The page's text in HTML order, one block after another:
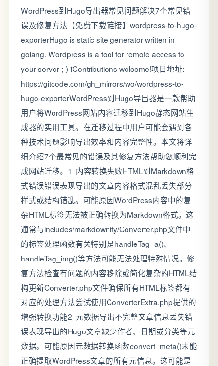
WordPress到Hugo导出器常见问题解决7个常见错
误及修复方法【免费下载链接】wordpress-to-hugo-
exporterHugo is static site generator written in
golang. Wordpress is a tool for remote access to
your server ;-) ❗️Contributions welcome!项目地址:
https://gitcode.com/gh_mirrors/wo/wordpress-to-
hugo-exporterWordPress到Hugo导出器是一款帮助
用户将WordPress网站内容迁移到Hugo静态网站生
成器的实用工具。在迁移过程中用户可能会遇到各
种技术问题影响导出效率和内容完整性。本文将详
细介绍7个最常见的错误及其修复方法帮助您顺利完
成网站迁移。1. 内容转换失败HTML到Markdown格
式错误错误表现导出的文章内容格式混乱丢失部分
样式或结构错乱。可能原因WordPress内容中的复
杂HTML标签无法被正确转换为Markdown格式。这
通常与includes/markdownify/Converter.php文件中
的标签处理函数有关特别是handleTag_a()、
handleTag_img()等方法可能无法处理特殊情况。修
复方法检查有问题的内容移除或简化复杂的HTML结
构更新Converter.php文件确保所有HTML标签都有
对应的处理方法尝试使用ConverterExtra.php提供的
增强转换功能2. 元数据导出不完整文章信息丢失错
误表现导出的Hugo文章缺少作者、日期或分类等元
数据。可能原因元数据转换函数convert_meta()未能
正确提取WordPress文章的所有元信息。这可能是